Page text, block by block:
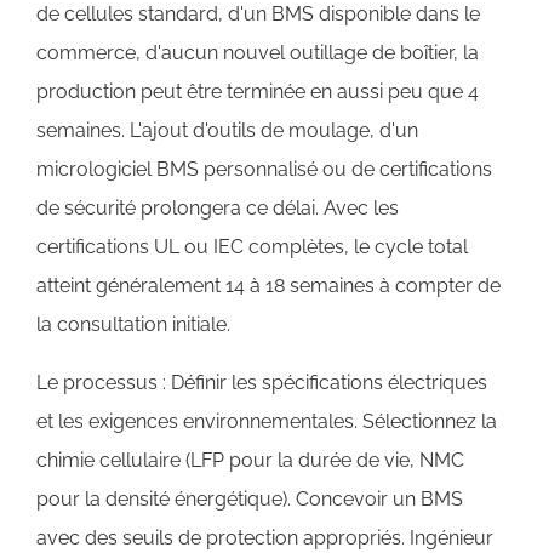
de cellules standard, d'un BMS disponible dans le
commerce, d'aucun nouvel outillage de boîtier, la
production peut être terminée en aussi peu que 4
semaines. L'ajout d'outils de moulage, d'un
micrologiciel BMS personnalisé ou de certifications
de sécurité prolongera ce délai. Avec les
certifications UL ou IEC complètes, le cycle total
atteint généralement 14 à 18 semaines à compter de
la consultation initiale.
Le processus : Définir les spécifications électriques
et les exigences environnementales. Sélectionnez la
chimie cellulaire (LFP pour la durée de vie, NMC
pour la densité énergétique). Concevoir un BMS
avec des seuils de protection appropriés. Ingénieur